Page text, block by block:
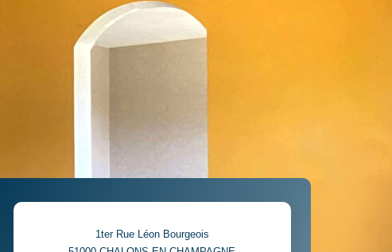
1ter Rue Léon Bourgeois